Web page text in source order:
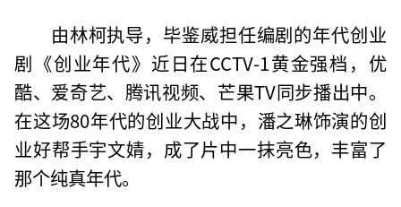
由林柯执导，毕鉴威担任编剧的年代创业
剧《创业年代》近日在CCTV-1黄金强档，优
酷、爱奇艺、腾讯视频、芒果TV同步播出中。
在这场80年代的创业大战中，潘之琳饰演的创
业好帮手宇文婧，成了片中一抹亮色，丰富了
那个纯真年代。